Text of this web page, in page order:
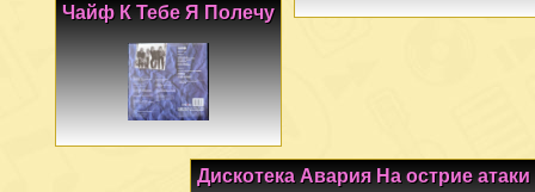
Чайф К Тебе Я Полечу
Дискотека Авария На острие атаки